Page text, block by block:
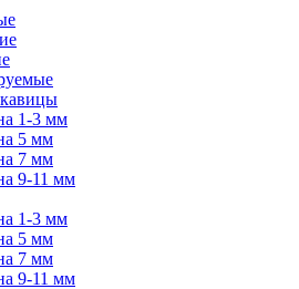
1-3 мм
5 мм
7 мм
9-11 мм
1-3 мм
5 мм
7 мм
9-11 мм